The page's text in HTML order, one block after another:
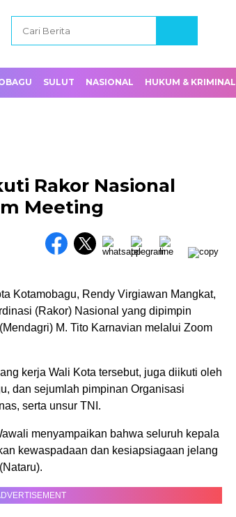
SULUT NASIONAL HUKUM & KRIMINAL
Rakor Nasional
Meeting
Kotamobagu, Rendy Virgiawan Mangkat,
(Rakor) Nasional yang dipimpin
M. Tito Karnavian melalui Zoom
kerja Wali Kota tersebut, juga diikuti oleh
dan sejumlah pimpinan Organisasi
serta unsur TNI.
menyampaikan bahwa seluruh kepala
kewaspadaan dan kesiapsiagaan jelang